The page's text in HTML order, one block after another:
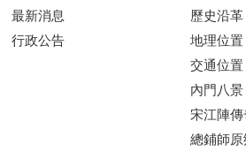
最新消息
行政公告
歷史沿革
地理位置
交通位置
內門八景
宋江陣傳
總鋪師原